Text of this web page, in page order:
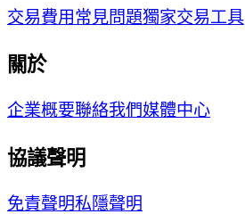
交易費用常見問題獨家交易工具
關於
企業概要聯絡我們媒體中心
協議聲明
免責聲明私隱聲明